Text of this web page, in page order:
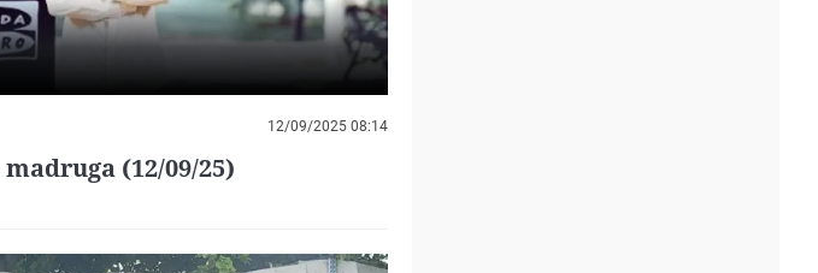
12/09/2025 08:14
(12/09/25)